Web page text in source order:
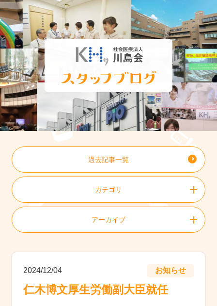
過去記事一覧
カテゴリ
アーカイブ
お知らせ
2024/12/04
仁木博文厚生労働副大臣就任